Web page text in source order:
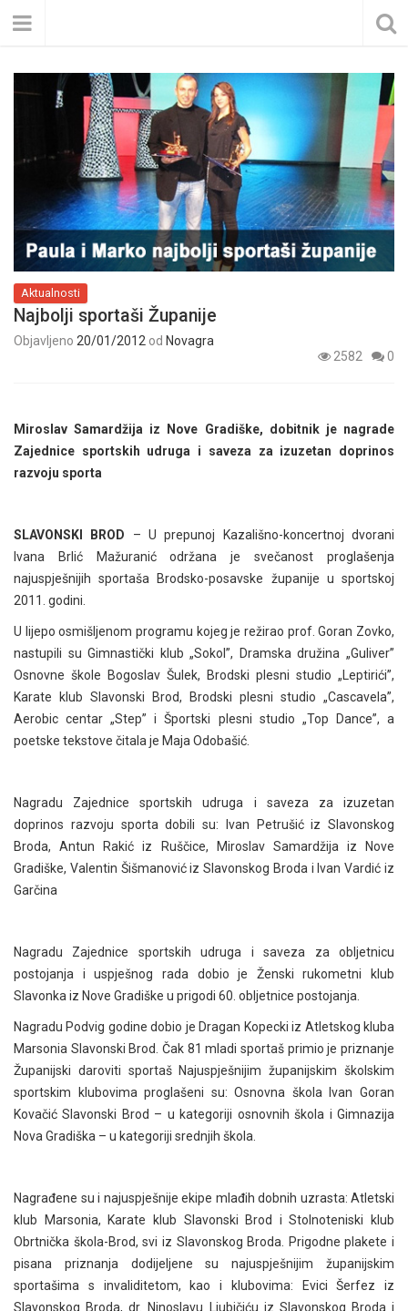
Aktualnosti
Najbolji sportaši Županije
Objavljeno 20/01/2012 od Novagra
2582
0
Miroslav Samardžija iz Nove Gradiške, dobitnik je nagrade
Zajednice sportskih udruga i saveza za izuzetan doprinos
razvoju sporta
SLAVONSKI BROD – U prepunoj Kazališno-koncertnoj dvorani
Ivana Brlić Mažuranić održana je svečanost proglašenja
najuspješnijih sportaša Brodsko-posavske županije u sportskoj
2011. godini.
U lijepo osmišljenom programu kojeg je režirao prof. Goran Zovko,
nastupili su Gimnastički klub „Sokol”, Dramska družina „Guliver”
Osnovne škole Bogoslav Šulek, Brodski plesni studio „Leptirići”,
Karate klub Slavonski Brod, Brodski plesni studio „Cascavela”,
Aerobic centar „Step” i Športski plesni studio „Top Dance”, a
poetske tekstove čitala je Maja Odobašić.
Nagradu Zajednice sportskih udruga i saveza za izuzetan
doprinos razvoju sporta dobili su: Ivan Petrušić iz Slavonskog
Broda, Antun Rakić iz Ruščice, Miroslav Samardžija iz Nove
Gradiške, Valentin Šišmanović iz Slavonskog Broda i Ivan Vardić iz
Garčina
Nagradu Zajednice sportskih udruga i saveza za obljetnicu
postojanja i uspješnog rada dobio je Ženski rukometni klub
Slavonka iz Nove Gradiške u prigodi 60. obljetnice postojanja.
Nagradu Podvig godine dobio je Dragan Kopecki iz Atletskog kluba
Marsonia Slavonski Brod. Čak 81 mladi sportaš primio je priznanje
Županijski daroviti sportaš Najuspješnijim županijskim školskim
sportskim klubovima proglašeni su: Osnovna škola Ivan Goran
Kovačić Slavonski Brod – u kategoriji osnovnih škola i Gimnazija
Nova Gradiška – u kategoriji srednjih škola.
Nagrađene su i najuspješnije ekipe mlađih dobnih uzrasta: Atletski
klub Marsonia, Karate klub Slavonski Brod i Stolnoteniski klub
Obrtnička škola-Brod, svi iz Slavonskog Broda. Prigodne plakete i
pisana priznanja dodijeljene su najuspješnijim županijskim
sportašima s invaliditetom, kao i klubovima: Evici Šerfez iz
Slavonskog Broda, dr. Ninoslavu Ljubičiću iz Slavonskog Broda i